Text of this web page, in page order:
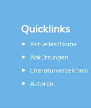
Quicklinks
Aktuelles/Home
Abkürzungen
Literaturverzeichnis
Autoren